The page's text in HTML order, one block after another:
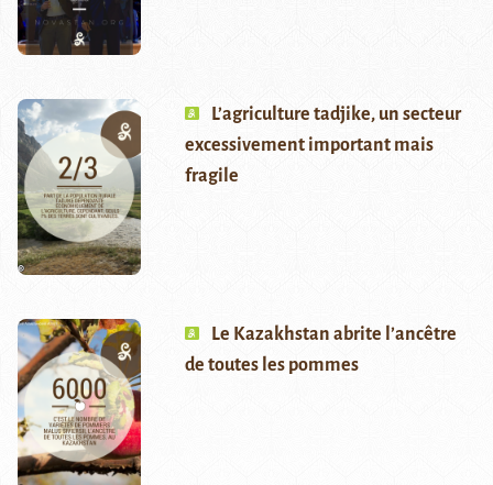
L’agriculture tadjike, un secteur
excessivement important mais
fragile
Le Kazakhstan abrite l’ancêtre
de toutes les pommes